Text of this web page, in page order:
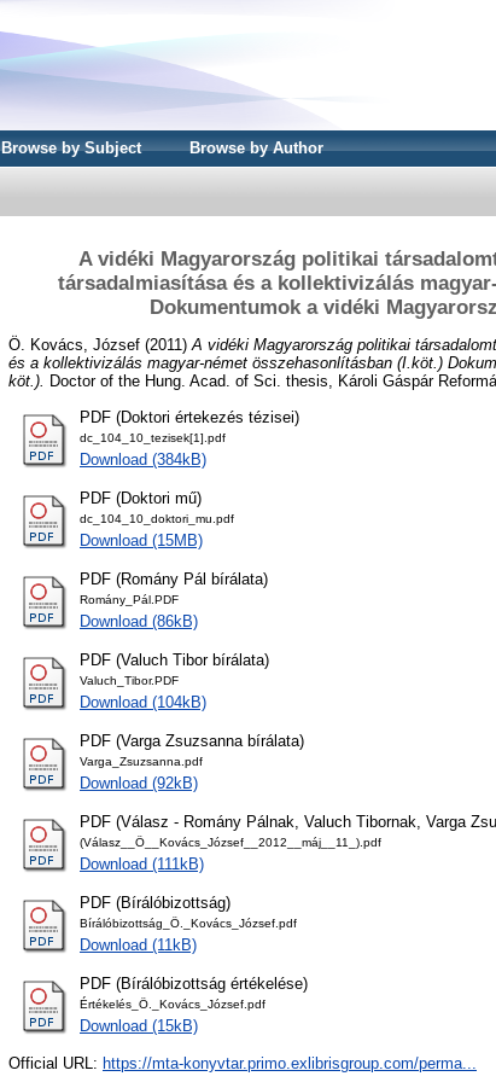
Browse by Subject Browse by Author
A vidéki Magyarország politikai
társadalmiasítása és a kollektivizálás
Dokumentumok a vidéki
Ö. Kovács, József (2011) A vidéki Magyarország politikai
és a kollektivizálás magyar-német összehasonlításban (I.köt.)
köt.). Doctor of the Hung. Acad. of Sci. thesis, Károli Gáspár
PDF (Doktori értekezés tézisei)
dc_104_10_tezisek[1].pdf
Download (384kB)
PDF (Doktori mű)
dc_104_10_doktori_mu.pdf
Download (15MB)
PDF (Romány Pál bírálata)
Romány_Pál.PDF
Download (86kB)
PDF (Valuch Tibor bírálata)
Valuch_Tibor.PDF
Download (104kB)
PDF (Varga Zsuzsanna bírálata)
Varga_Zsuzsanna.pdf
Download (92kB)
PDF (Válasz - Romány Pálnak, Valuch Tibornak, Varga
(Válasz__Ö__Kovács_József__2012__máj__11_).pdf
Download (111kB)
PDF (Bírálóbizottság)
Bírálóbizottság_Ö._Kovács_József.pdf
Download (11kB)
PDF (Bírálóbizottság értékelése)
Értékelés_Ö._Kovács_József.pdf
Download (15kB)
Official URL: https://mta-konyvtar.primo.exlibrisgroup.com/perma...